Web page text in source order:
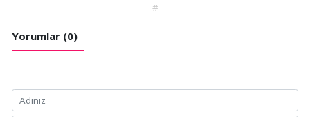
#
Yorumlar (0)